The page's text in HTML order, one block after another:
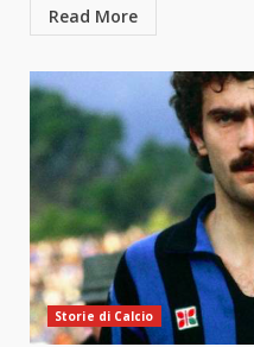
Read More
Storie di Calcio